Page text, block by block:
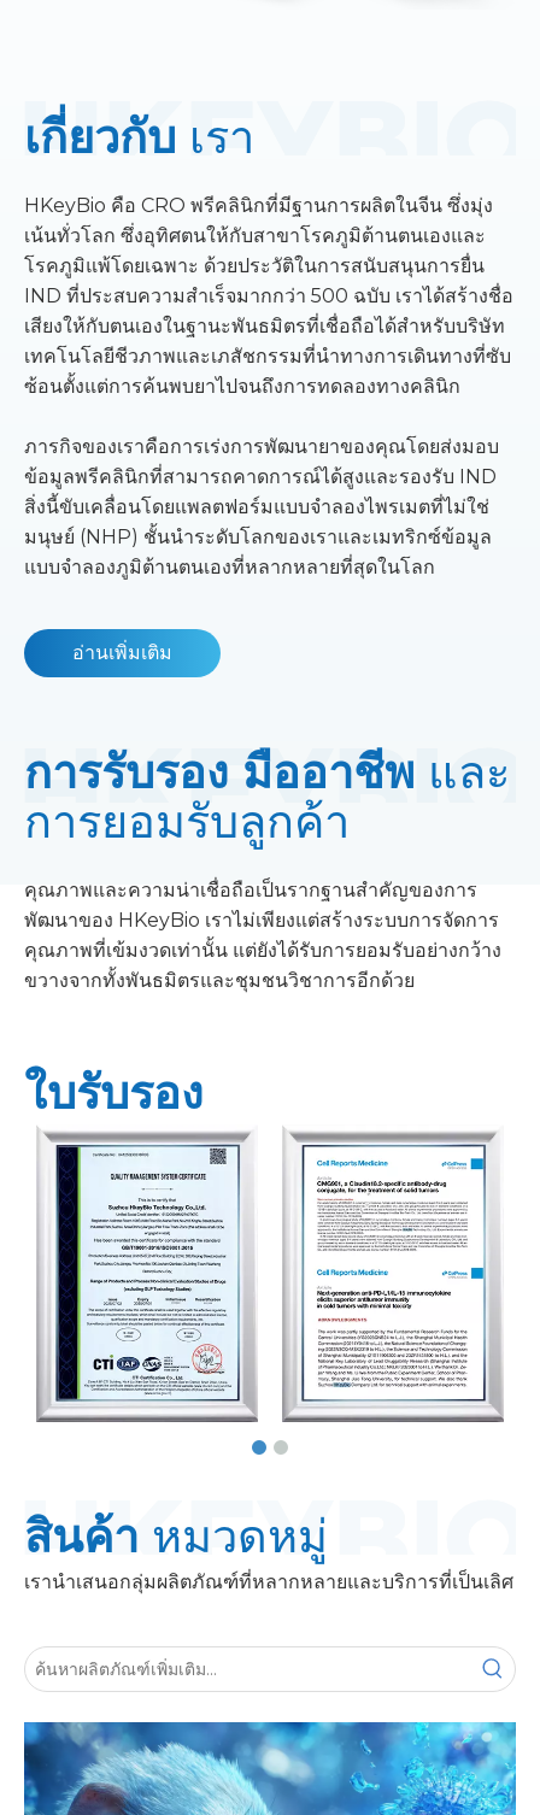
เกี่ยวกับ เรา
HKeyBio คือ CRO พรีคลินิกที่มีฐานการผลิตในจีน ซึ่งมุ่ง
เน้นทั่วโลก ซึ่งอุทิศตนให้กับสาขาโรคภูมิต้านตนเองและ
โรคภูมิแพ้โดยเฉพาะ ด้วยประวัติในการสนับสนุนการยื่น
IND ที่ประสบความสำเร็จมากกว่า 500 ฉบับ เราได้สร้างชื่อ
เสียงให้กับตนเองในฐานะพันธมิตรที่เชื่อถือได้สำหรับบริษัท
เทคโนโลยีชีวภาพและเภสัชกรรมที่นำทางการเดินทางที่ซับ
ซ้อนตั้งแต่การค้นพบยาไปจนถึงการทดลองทางคลินิก
ภารกิจของเราคือการเร่งการพัฒนายาของคุณโดยส่งมอบ
ข้อมูลพรีคลินิกที่สามารถคาดการณ์ได้สูงและรองรับ IND
สิ่งนี้ขับเคลื่อนโดยแพลตฟอร์มแบบจำลองไพรเมตที่ไม่ใช่
มนุษย์ (NHP) ชั้นนำระดับโลกของเราและเมทริกซ์ข้อมูล
แบบจำลองภูมิต้านตนเองที่หลากหลายที่สุดในโลก
อ่านเพิ่มเติม
การรับรอง มืออาชีพ และ
การยอมรับลูกค้า
คุณภาพและความน่าเชื่อถือเป็นรากฐานสำคัญของการ
พัฒนาของ HKeyBio เราไม่เพียงแต่สร้างระบบการจัดการ
คุณภาพที่เข้มงวดเท่านั้น แต่ยังได้รับการยอมรับอย่างกว้าง
ขวางจากทั้งพันธมิตรและชุมชนวิชาการอีกด้วย
ใบรับรอง
สินค้า หมวดหมู่
เรานำเสนอกลุ่มผลิตภัณฑ์ที่หลากหลายและบริการที่เป็นเลิศ